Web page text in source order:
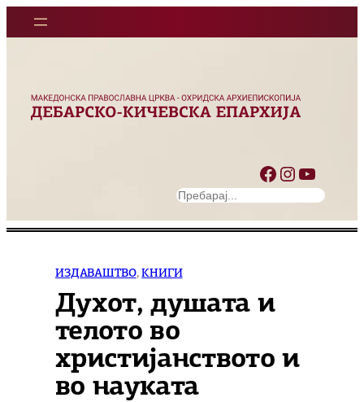
Facebook Instagram YouTube
S
a
c
ИЗДАВАШТВО, КНИГИ
Духот, душата и
телото во
христијанството и
во науката